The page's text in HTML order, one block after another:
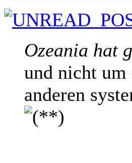
Ozeania hat
und nicht um
anderen